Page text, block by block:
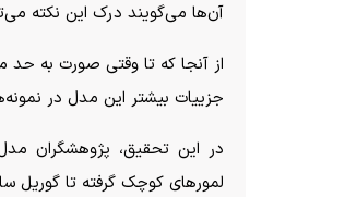
آن‌ها می‌گویند درک این نکته
از آنجا که تا وقتی صورت به
جزییات بیشتر این مدل در
لمور‌های کوچک گرفته تا گوریل